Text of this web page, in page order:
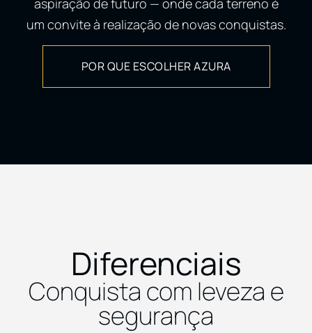
aspiração de futuro — onde cada terreno é
um convite à realização de novas conquistas.
POR QUE ESCOLHER AZURA
Diferenciais
Conquista com leveza e
segurança